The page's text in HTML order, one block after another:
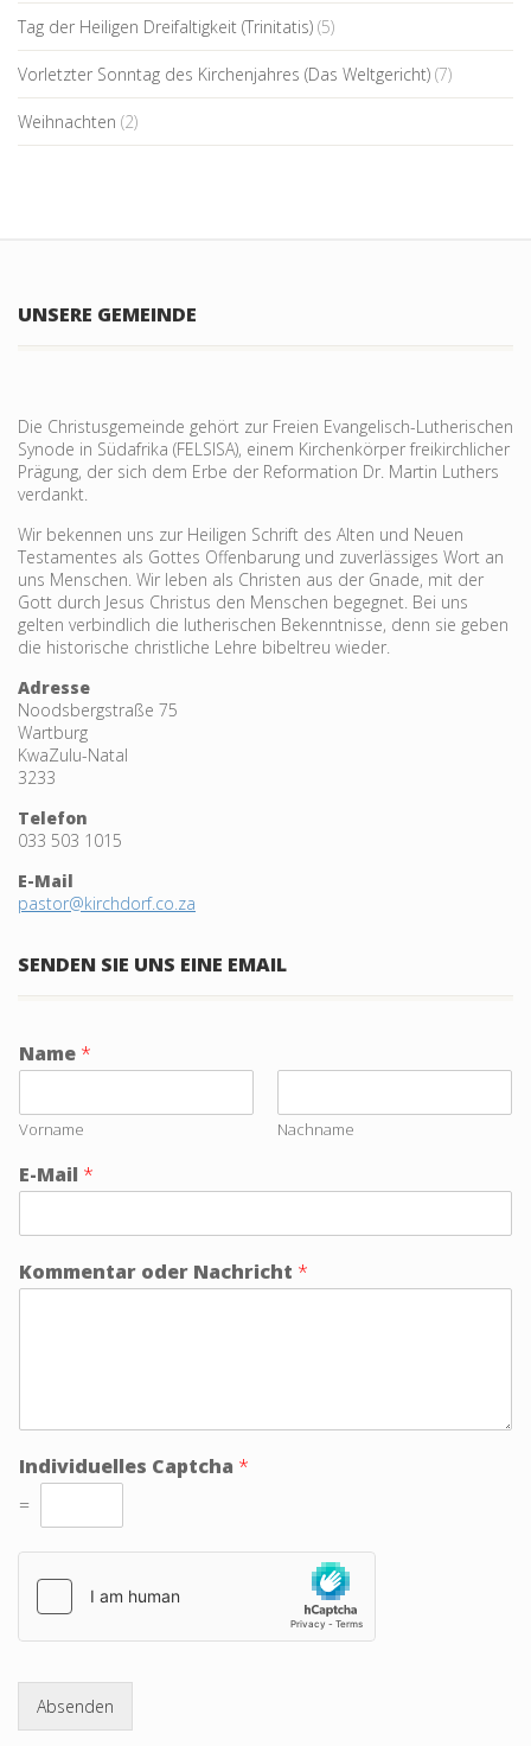
Tag der Heiligen Dreifaltigkeit (Trinitatis) (5)
Vorletzter Sonntag des Kirchenjahres (Das Weltgericht) (7)
Weihnachten (2)
UNSERE GEMEINDE
Die Christusgemeinde gehört zur Freien Evangelisch-Lutherischen
Synode in Südafrika (FELSISA), einem Kirchenkörper freikirchlicher
Prägung, der sich dem Erbe der Reformation Dr. Martin Luthers
verdankt.
Wir bekennen uns zur Heiligen Schrift des Alten und Neuen
Testamentes als Gottes Offenbarung und zu­verlässiges Wort an
uns Menschen. Wir leben als Christen aus der Gnade, mit der
Gott durch Jesus Christus den Menschen begegnet. Bei uns
gelten verbind­lich die lutheri­schen Bekennt­nisse, denn sie geben
die historische christliche Lehre bibeltreu wieder.
Adresse
Noodsbergstraße 75
Wartburg
KwaZulu-Natal
3233
Telefon
033 503 1015
E-Mail
pastor@kirchdorf.co.za
SENDEN SIE UNS EINE EMAIL
Name *
Vorname Nachname
E-Mail *
Kommentar oder Nachricht *
Individuelles Captcha *
=
Absenden